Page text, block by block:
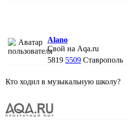
Alano
Свой на Aqa.ru
5819 5509 Ставрополь
Кто ходил в музыкальную школу?